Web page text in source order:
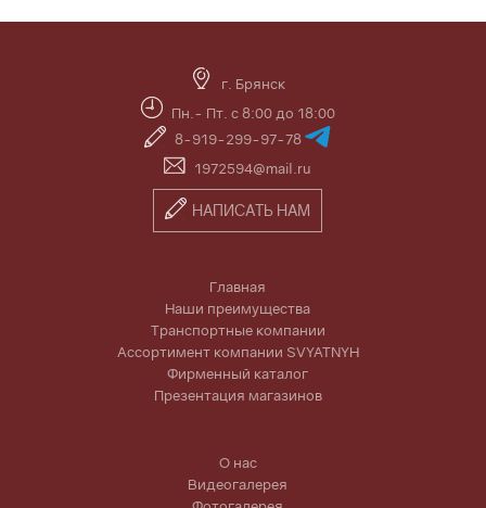
г. Брянск
Пн.- Пт. с 8:00 до 18:00
8-919-299-97-78
1972594@mail.ru
НАПИСАТЬ НАМ
Главная
Наши преимущества
Транспортные компании
Ассортимент компании SVYATNYH
Фирменный каталог
Презентация магазинов
О нас
Видеогалерея